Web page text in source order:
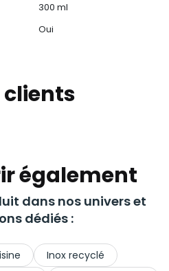
300 ml
Oui
clients
également
dans nos univers et
dédiés :
Inox recyclé